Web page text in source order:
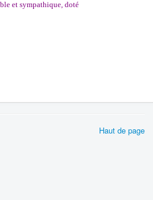
et sympathique, doté
Haut de page